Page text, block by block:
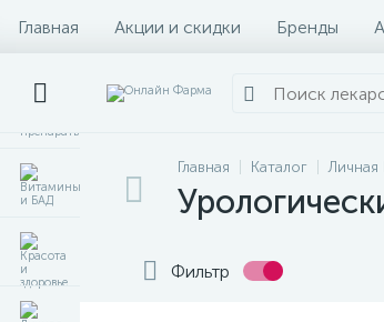
Главная Акции и скидки Бренды
Главная Каталог Личная
Фильтр